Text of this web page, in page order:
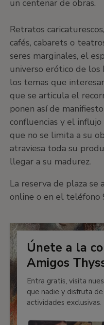
un centenar de obras.
Retratos
cafés, cabarets o
seres marginales, el
universo erótico de
los temas que
que se articula el
ponen así de
confluencias y el influjo
que no se limita a su
atraviesa toda su
llegar a su madurez.
La reserva de plaza
online o en el teléfono
Únete a la
Amigos
Entra gratis, visita
que nadie y disfruta
actividades exclusivas.